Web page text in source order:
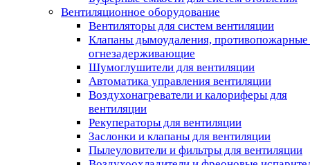
Вентиляционное оборудование
Вентиляторы для систем вентиляции
Клапаны дымоудаления, противопожарные
огнезадерживающие
Шумоглушители для вентиляции
Автоматика управления вентиляции
Воздухонагреватели и калориферы для
вентиляции
Рекуператоры для вентиляции
Заслонки и клапаны для вентиляции
Пылеуловители и фильтры для вентиляции